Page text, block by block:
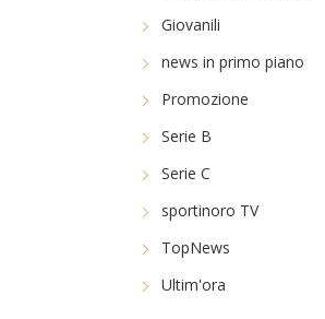
Giovanili
news in primo piano
Promozione
Serie B
Serie C
sportinoro TV
TopNews
Ultim'ora